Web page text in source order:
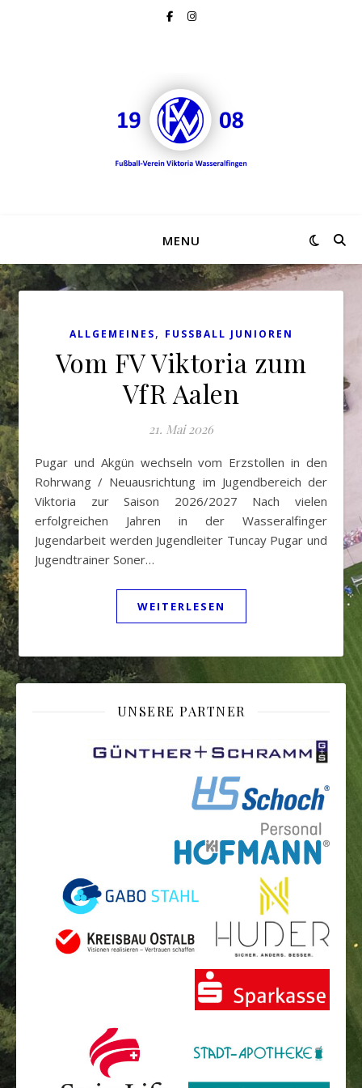
MENU
ALLGEMEINES, FUSSBALL JUNIOREN
Vom FV Viktoria zum
VfR Aalen
21. Mai 2026
Pugar und Akgün wechseln vom Erzstollen in den
Rohrwang / Neuausrichtung im Jugendbereich der
Viktoria zur Saison 2026/2027 Nach vielen
erfolgreichen Jahren in der Wasseralfinger
Jugendarbeit werden Jugendleiter Tuncay Pugar und
Jugendtrainer Soner…
WEITERLESEN
UNSERE PARTNER